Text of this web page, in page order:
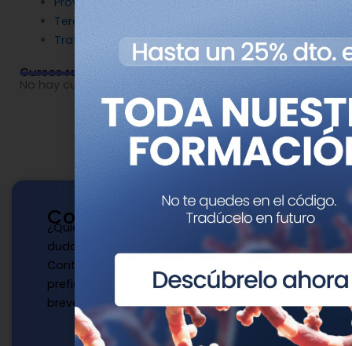
Terapia Génica
Tratamientos
Cursos relacionados
No hay cursos relacionados o imágenes disponibles.
Contacto
¿Quieres publicar con nosotros? ¿Tienes
dudas?
Contacta con nosotros de la manera que
prefieras y te responderemos a la mayor
brevedad.